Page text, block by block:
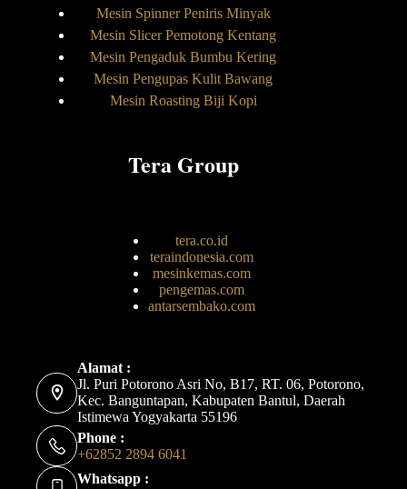
Mesin Spinner Peniris Minyak
Mesin Slicer Pemotong Kentang
Mesin Pengaduk Bumbu Kering
Mesin Pengupas Kulit Bawang
Mesin Roasting Biji Kopi
Tera Group
tera.co.id
teraindonesia.com
mesinkemas.com
pengemas.com
antarsembako.com
Alamat :
Jl. Puri Potorono Asri No, B17, RT. 06, Potorono,
Kec. Banguntapan, Kabupaten Bantul, Daerah
Istimewa Yogyakarta 55196
Phone :
+62852 2894 6041
Whatsapp :